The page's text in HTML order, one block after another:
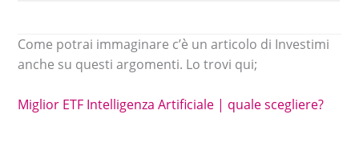
Come potrai immaginare c’è un articolo di Investimi
anche su questi argomenti. Lo trovi qui;
Miglior ETF Intelligenza Artificiale | quale scegliere?